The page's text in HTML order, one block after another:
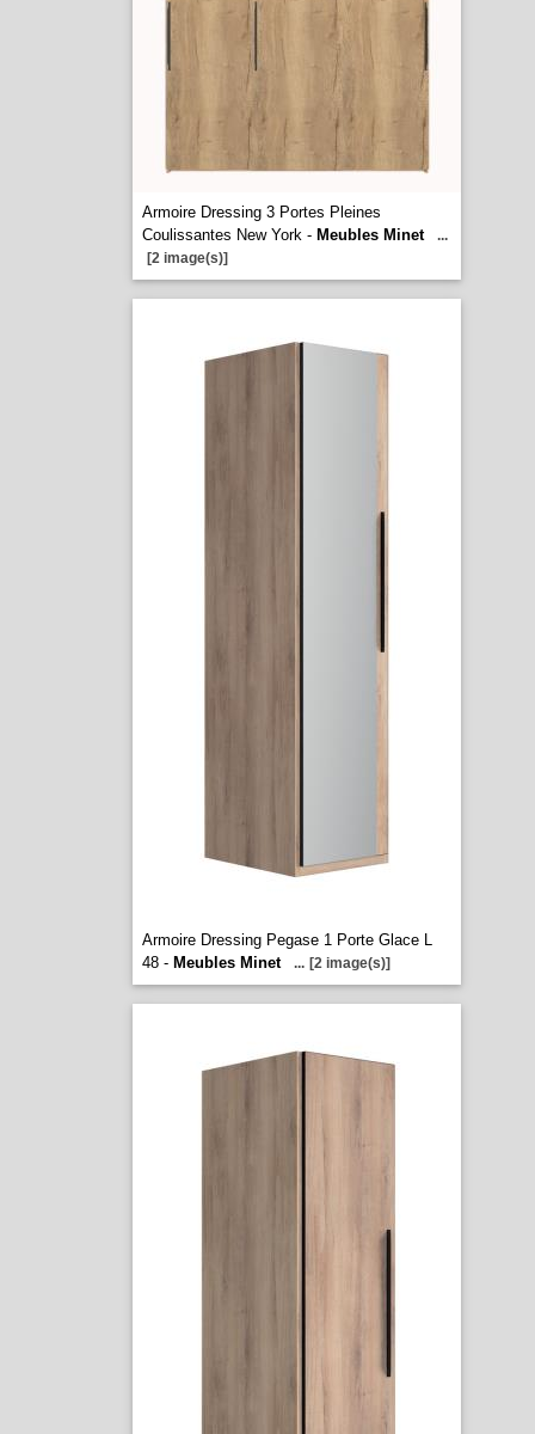
Armoire Dressing 3 Portes Pleines
Coulissantes New York - Meubles Minet
...
[2 image(s)]
Armoire Dressing Pegase 1 Porte Glace L
48 - Meubles Minet ... [2 image(s)]